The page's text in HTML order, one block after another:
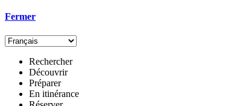
Fermer
Rechercher
Découvrir
Préparer
En itinérance